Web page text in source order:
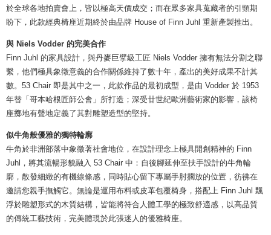
於全球各地拍賣會上，皆以極高天價成交；而在眾多家具蒐藏者的引頸期
盼下，此款經典椅座近期終於由品牌 House of Finn Juhl 重新產製推出。
與 Niels Vodder 的完美合作
Finn Juhl 的家具設計，與丹麥巨擘級工匠 Niels Vodder 擁有無法分割之聯
繫，他們極具象徵意義的合作關係維持了數十年，產出的美好成果不計其
數。53 Chair 即是其中之一，此款作品的最初成型，是由 Vodder 於 1953
年替「哥本哈根匠師公會」所打造；深受廿世紀歐洲藝術家的影響，該椅
座擲地有聲地定義了其對雕塑造型的堅持。
似牛角般優雅的獨特輪廓
牛角於非洲部落中象徵著社會地位，在設計理念上極具開創精神的 Finn
Juhl，將其流暢形貌融入 53 Chair 中：自後腳延伸至扶手設計的牛角輪
廓，散發細緻的有機線條感，同時貼心留下專屬手肘擱放的位置，彷彿在
邀請您親手撫觸它。無論是運用布料或皮革包覆椅身，搭配上 Finn Juhl 飄
浮於雕塑形式的木質結構，皆能將符合人體工學的極致舒適感，以高品質
的傳統工藝技術，完美體現於此張迷人的優雅椅座。